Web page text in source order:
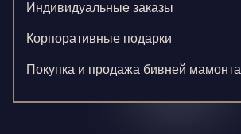
Индивидуальные заказы
Корпоративные подарки
Покупка и продажа бивней мамонта